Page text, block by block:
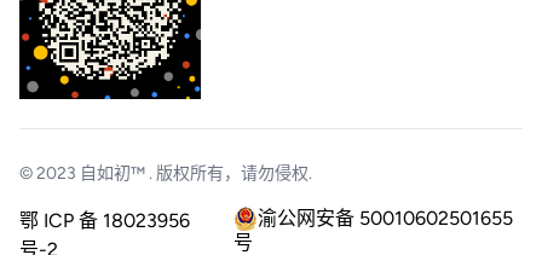
© 2023 自如初™. 版权所有，请勿侵权.
鄂 ICP 备 18023956
号-2
渝公网安备 50010602501655
号